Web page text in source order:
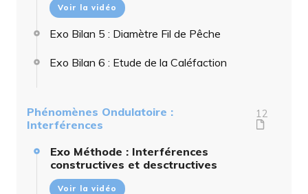
Voir la vidéo
Exo Bilan 5 : Diamètre Fil de Pêche
Exo Bilan 6 : Etude de la Caléfaction
Phénomènes Ondulatoire :
Interférences
12
Exo Méthode : Interférences
constructives et desctructives
Voir la vidéo